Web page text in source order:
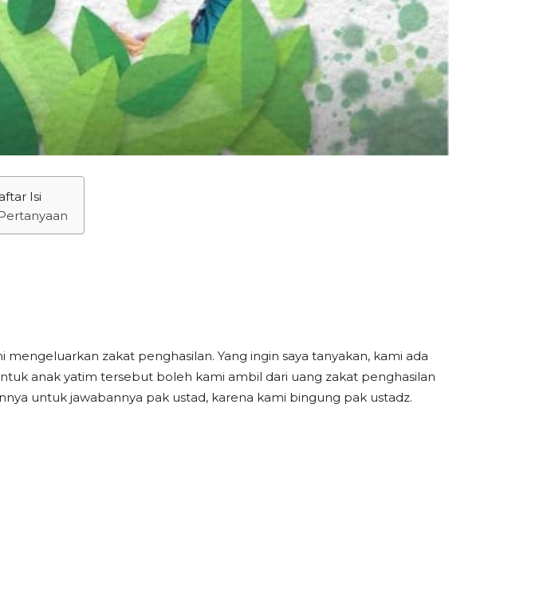
Isi
zakat penghasilan. Yang ingin saya tanyakan, kami ada
anak yatim tersebut boleh kami ambil dari uang zakat penghasilan
untuk jawabannya pak ustad, karena kami bingung pak ustadz.